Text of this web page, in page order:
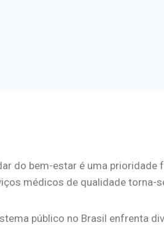
do bem-estar é uma prioridade
médicos de qualidade torna-
público no Brasil enfrenta